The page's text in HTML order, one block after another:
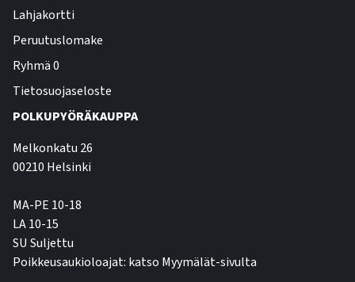
Lahjakortti
Peruutuslomake
Ryhmä 0
Tietosuojaseloste
POLKUPYÖRÄKAUPPA
Melkonkatu 26
00210 Helsinki
MA-PE 10-18
LA 10-15
SU Suljettu
Poikkeusaukioloajat: katso Myymälät-sivulta